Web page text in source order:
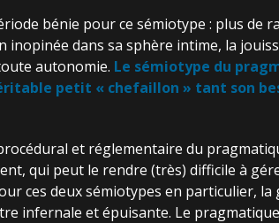
bénie pour ce sémiotype : plus de
inopinée dans sa sphère intime, la
autonomie. Le sémiotype du
petit « chefaillon » tant son
et réglementaire du
qui peut le rendre (très) difficile à
ces deux sémiotypes en particulier, la
infernale et épuisante. Le